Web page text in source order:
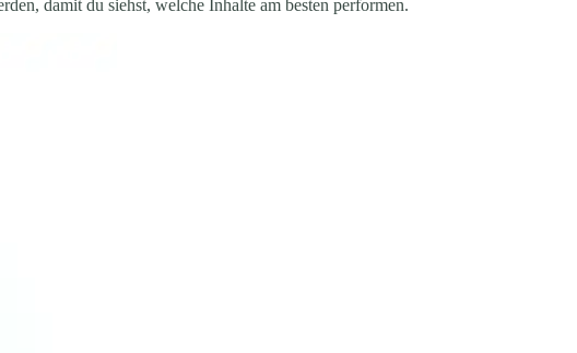
damit du siehst, welche Inhalte am besten performen.